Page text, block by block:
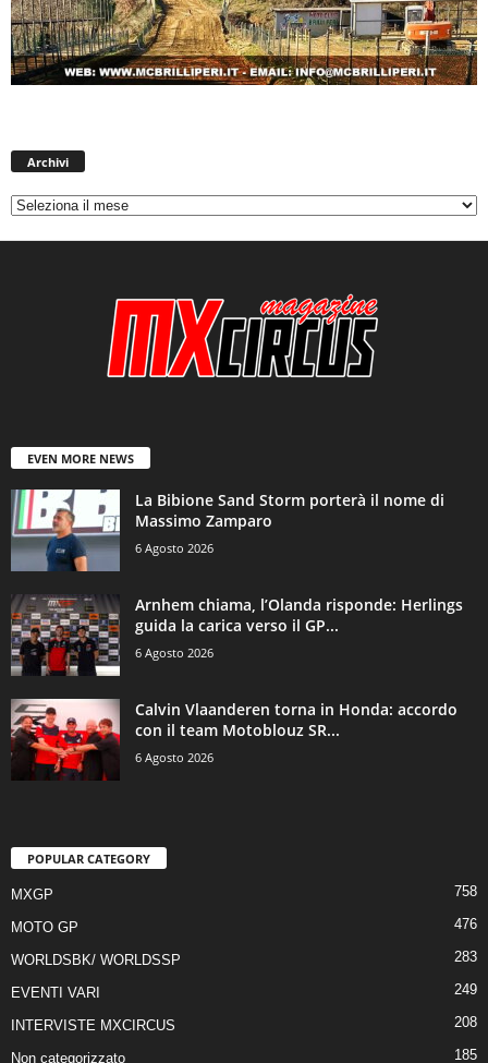
Archivi
EVEN MORE NEWS
La Bibione Sand Storm porterà il nome di
Massimo Zamparo
6 Agosto 2026
Arnhem chiama, l’Olanda risponde: Herlings
guida la carica verso il GP...
6 Agosto 2026
Calvin Vlaanderen torna in Honda: accordo
con il team Motoblouz SR...
6 Agosto 2026
POPULAR CATEGORY
MXGP 758
MOTO GP 476
WORLDSBK/ WORLDSSP 283
EVENTI VARI 249
INTERVISTE MXCIRCUS 208
Non categorizzato 185